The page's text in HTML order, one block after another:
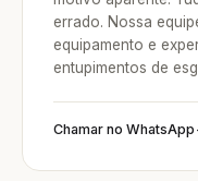
errado. Nossa
equipamento e
entupimentos de
Chamar no WhatsApp